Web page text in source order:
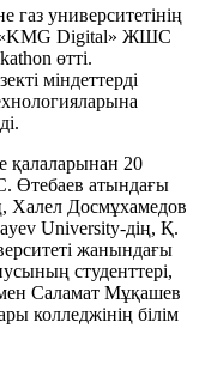
университетінің
«KMG Digital» ЖШС
өтті.
міндеттерді
қалаларынан 20
Өтебаев атындағы
Халел Досмұхамедов
University-дің, Қ.
жанындағы
студенттері,
Саламат Мұқашев
колледжінің білім